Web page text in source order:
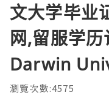
文大学毕业
网,留服学
Darwin
瀏覽次數:4575